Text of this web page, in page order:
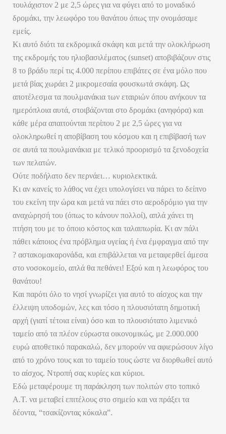
τουλάχιστον 2 με 2,5 ώρες για να φύγει από το μοναδικό
δρομάκι, την λεωφόρο του θανάτου όπως την ονομάσαμε
εμείς.
Κι αυτό διότι τα εκδρομικά σκάφη και μετά την ολοκλήρωση
της εκδρομής του ηλιοβασιλέματος (sunset) αποβιβάζουν στις
8 το βράδυ περί τις 4.000 περίπου επιβάτες σε ένα μόλο που
μετά βίας χωράει 2 μικρομεσαία φουσκωτά σκάφη. Ως
αποτέλεσμα τα πουλμανάκια των εταιριών όπου ανήκουν τα
ημερόπλοια αυτά, στοιβάζονται στο δρομάκι (ανηφόρα) και
κάθε μέρα απαιτούνται περίπου 2 με 2,5 ώρες για να
ολοκληρωθεί η αποβίβαση του κόσμου και η επιβίβασή των
σε αυτά τα πουλμανάκια με τελικό προορισμό τα ξενοδοχεία
των πελατών.
Ούτε ποδήλατο δεν περνάει… κυριολεκτικά.
Κι αν κανείς το λάθος να έχει υπολογίσει να πάρει το δείπνο
του εκείνη την ώρα και μετά να πάει στο αεροδρόμιο για την
αναχώρησή του (όπως το κάνουν πολλοί), απλά χάνει τη
πτήση του με το όποιο κόστος και ταλαιπωρία. Κι αν πάλι
πάθει κάποιος ένα πρόβλημα υγείας ή ένα έμφραγμα από την
? αστακομακαρονάδα, και επιβάλλεται να μεταφερθεί άμεσα
στο νοσοκομείο, απλά θα πεθάνει! Εξού και η λεωφόρος του
θανάτου!
Και παρότι όλο το νησί γνωρίζει για αυτό το αίσχος και την
έλλειψη υποδομών, λες και τόσο η πλουσιότατη δημοτική
αρχή (γιατί τέτοια είναι) όσο και το πλουσιότατο λιμενικό
ταμείο από τα πλέον εύρωστα οικονομικώς, με 2.000.000
ευρώ αποθετικό παρακαλώ, δεν μπορούν να αφιερώσουν λίγο
από το χρόνο τους και το ταμείο τους ώστε να διορθωθεί αυτό
το αίσχος. Ντροπή σας κυρίες και κύριοι.
Εδώ μεταφέρουμε τη παράκληση των πολιτών στο τοπικό
Α.Τ. να μεταβεί επιτέλους στο σημείο και να πράξει τα
δέοντα, “τσακίζοντας κόκαλα”.